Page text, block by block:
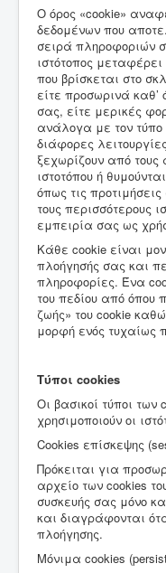
Ο όρος «cookie»
δεδομένων που
σειρά πληροφοριών
ιστότοπος
που βρίσκεται στο
είτε προσωρινά καθ’
σας, είτε μερικές
ανάλογα με τον τύπο
διάφορες
ξεχωρίζουν από τους
ιστοτόπου ή
όπως τις
τους περισσότερους
εμπειρία σας ως
Κάθε cookie είναι
πλοήγησής σας και
πληροφορίες. Ένα
του πεδίου από όπου
ζωής» του cookie
μορφή ενός τυχαίως
Τύποι cookies
Οι βασικοί τύποι
χρησιμοποιούν οι
Cookies επίσκεψης
Πρόκειται για
αρχείο των cookies
συσκευής σας μόνο
και διαγράφονται
πλοήγησης.
Μόνιμα cookies